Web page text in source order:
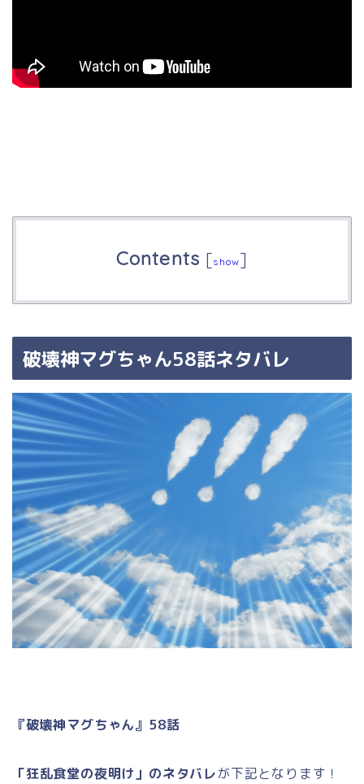
Contents [show]
破壊神マグちゃん58話ネタバレ
『破壊神マグちゃん』58話
「狂乱食堂の夜明け」のネタバレが下記となります！